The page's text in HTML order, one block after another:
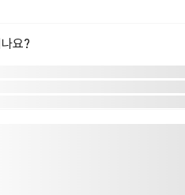
요?